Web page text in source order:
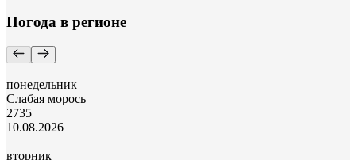
Погода в регионе
понедельник
Слабая морось
2735
10.08.2026
вторник